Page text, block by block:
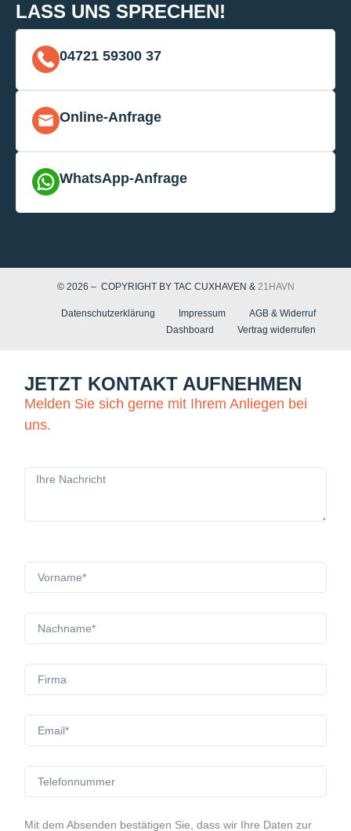
LASS UNS SPRECHEN!
04721 59300 37
Online-Anfrage
WhatsApp-Anfrage
© 2026 – COPYRIGHT BY TAC CUXHAVEN & 21HAVN
Datenschutzerklärung Impressum
AGB & Widerruf
Dashboard
Vertrag widerrufen
JETZT KONTAKT AUFNEHMEN
Melden Sie sich gerne mit Ihrem Anliegen bei
uns.
Mit dem Absenden bestätigen Sie, dass wir Ihre Daten zur